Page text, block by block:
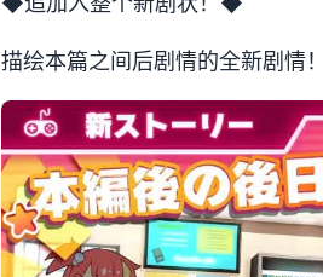
描绘本篇之间后剧情的全新剧情！